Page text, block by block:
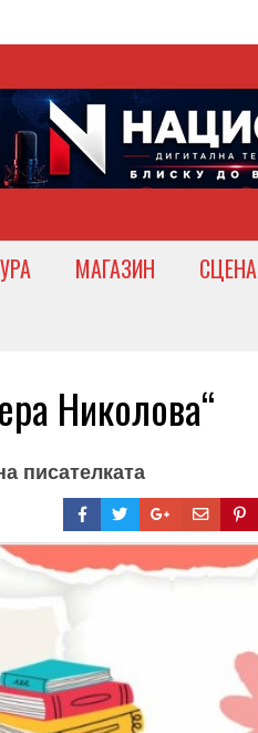
МАГАЗИН СЦЕНА
Николова“
писателката